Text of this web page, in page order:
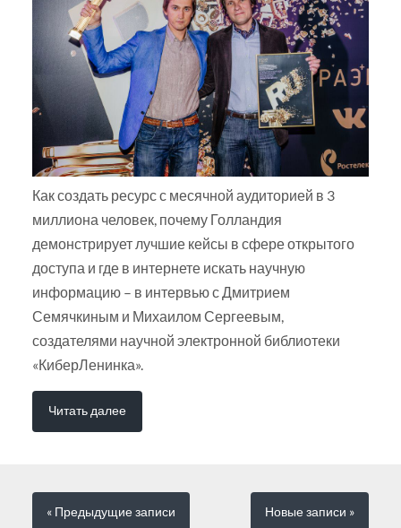
Как создать ресурс с месячной аудиторией в 3
миллиона человек, почему Голландия
демонстрирует лучшие кейсы в сфере открытого
доступа и где в интернете искать научную
информацию – в интервью с Дмитрием
Семячкиным и Михаилом Сергеевым,
создателями научной электронной библиотеки
«КиберЛенинка».
Читать далее
« Предыдущиезаписи Новыезаписи »